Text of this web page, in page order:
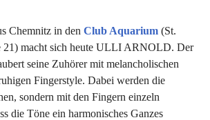
Chemnitz in denClub Aquarium (St.
21) macht sich heute ULLI ARNOLD. Der
seine Zuhörer mit melancholischen
Fingerstyle. Dabei werden die
sondern mit den Fingern einzeln
die Töne ein harmonisches Ganzes